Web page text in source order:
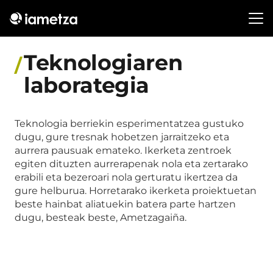
Teknologiaren
laborategia
Teknologia berriekin esperimentatzea gustuko
dugu, gure tresnak hobetzen jarraitzeko eta
aurrera pausuak emateko. Ikerketa zentroek
egiten dituzten aurrerapenak nola eta zertarako
erabili eta bezeroari nola gerturatu ikertzea da
gure helburua. Horretarako ikerketa proiektuetan
beste hainbat aliatuekin batera parte hartzen
dugu, besteak beste, Ametzagaiña.